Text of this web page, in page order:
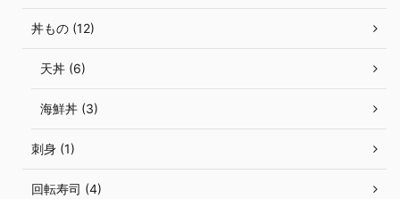
丼もの (12)
天丼 (6)
海鮮丼 (3)
刺身 (1)
回転寿司 (4)